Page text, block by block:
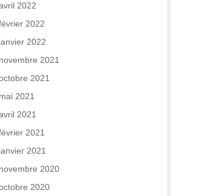
2022
2022
janvier 2022
novembre 2021
2021
mai 2021
2021
2021
janvier 2021
novembre 2020
2020